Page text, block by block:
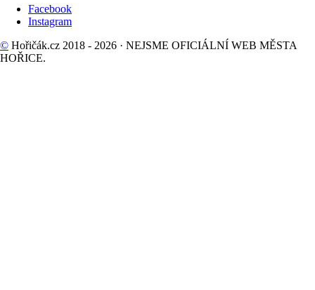
Facebook
Instagram
© Hořičák.cz 2018 - 2026 · NEJSME OFICIÁLNÍ WEB MĚSTA
HOŘICE.